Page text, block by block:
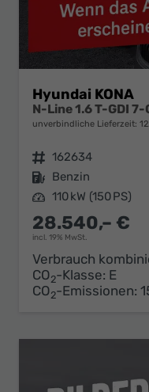
Hyundai KONA
N-Line 1.6 T-GDI
unverbindliche Lieferzeit:
Fahrzeugnr. 162634
Kraftstoff Benzin
Leistung 110 kW (150 PS)
28.540,– €
incl. 19% MwSt.
Verbrauch
CO2-Klasse: E
CO2-Emissionen: